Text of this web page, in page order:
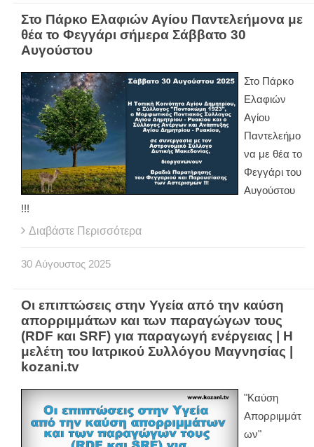
Στο Πάρκο Ελαφιών Αγίου Παντελεήμονα με
θέα το Φεγγάρι σήμερα Σάββατο 30
Αυγούστου
Στο Πάρκο
Ελαφιών
Αγίου
Παντελεήμο
να με θέα το
Φεγγάρι του
Αυγούστου
!!!
Διαβάστε Περισσότερα
30 Αύγουστος 2025
Οι επιπτώσεις στην Υγεία από την καύση
απορριμμάτων και των παραγώγων τους
(RDF και SRF) για παραγωγή ενέργειας | Η
μελέτη του Ιατρικού Συλλόγου Μαγνησίας | ​
kozani.tv
"Καύση
Απορριμμάτ
ων"